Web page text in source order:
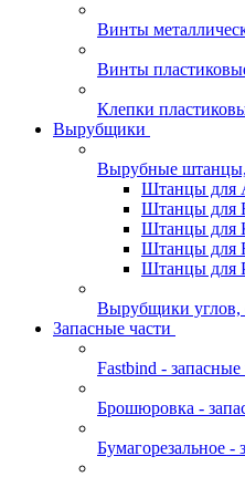
Винты
Винты
Клепки
Вырубщики
Вырубные
Штанцы для
Штанцы для
Штанцы для
Штанцы для
Штанцы для
Вырубщики углов,
Запасные части
Fastbind - запасные
Брошюровка -
Бумагорезальное -